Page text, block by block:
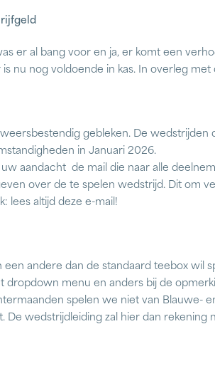
er al bang voor en ja, er komt een
nu nog voldoende in kas. In overleg
gebleken. De
in Januari 2026.
aandacht de mail die naar alle
over de te spelen wedstrijd. Dit om
lees altijd deze e-mail!
een andere dan de standaard teebox wil
dropdown menu en anders bij de
spelen we niet van Blauwe-
De wedstrijdleiding zal hier dan rekening